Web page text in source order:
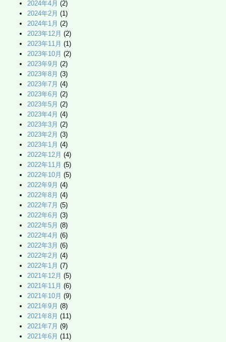
2024年4月 (2)
2024年2月 (1)
2024年1月 (2)
2023年12月 (2)
2023年11月 (1)
2023年10月 (2)
2023年9月 (2)
2023年8月 (3)
2023年7月 (4)
2023年6月 (2)
2023年5月 (2)
2023年4月 (4)
2023年3月 (2)
2023年2月 (3)
2023年1月 (4)
2022年12月 (4)
2022年11月 (5)
2022年10月 (5)
2022年9月 (4)
2022年8月 (4)
2022年7月 (5)
2022年6月 (3)
2022年5月 (8)
2022年4月 (6)
2022年3月 (6)
2022年2月 (4)
2022年1月 (7)
2021年12月 (5)
2021年11月 (6)
2021年10月 (9)
2021年9月 (8)
2021年8月 (11)
2021年7月 (9)
2021年6月 (11)